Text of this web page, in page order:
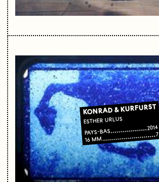
KONRAD & KURFURST
ESTHER URLUS
PAYS-BAS
2014
16 MM
7